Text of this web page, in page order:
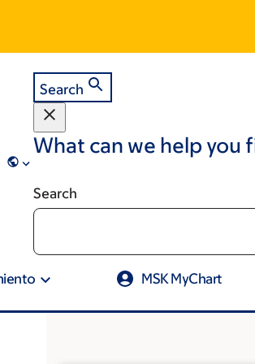
Search
What can we help you
Search
MSK MyChart